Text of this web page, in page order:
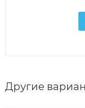
Другие